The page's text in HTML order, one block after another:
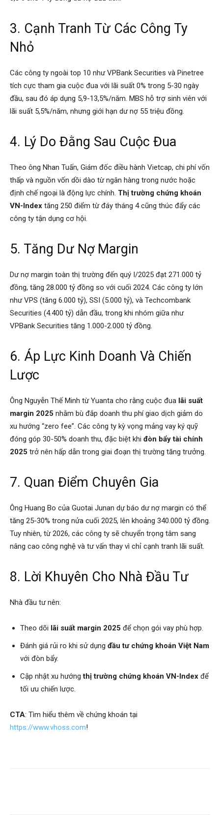
3. Cạnh Tranh Từ Các Công Ty
Nhỏ
Các công ty ngoài top 10 như VPBank Securities và Pinetree
tích cực tham gia cuộc đua với lãi suất 0% trong 5-30 ngày
đầu, sau đó áp dụng 5,9-13,5%/năm. MBS hỗ trợ sinh viên với
lãi suất 5,5%/năm, nhưng giới hạn dư nợ 55 triệu đồng.
4. Lý Do Đằng Sau Cuộc Đua
Theo ông Nhan Tuấn, Giám đốc điều hành Vietcap, chi phí vốn
thấp và nguồn vốn dồi dào từ ngân hàng trong nước hoặc
định chế ngoại là động lực chính. Thị trường chứng khoán
VN-Index tăng 250 điểm từ đáy tháng 4 cũng thúc đẩy các
công ty tận dụng cơ hội.
5. Tăng Dư Nợ Margin
Dư nợ margin toàn thị trường đến quý I/2025 đạt 271.000 tỷ
đồng, tăng 28.000 tỷ đồng so với cuối 2024. Các công ty lớn
như VPS (tăng 6.000 tỷ), SSI (5.000 tỷ), và Techcombank
Securities (4.400 tỷ) dẫn đầu, trong khi nhóm giữa như
VPBank Securities tăng 1.000-2.000 tỷ đồng.
6. Áp Lực Kinh Doanh Và Chiến
Lược
Ông Nguyễn Thế Minh từ Yuanta cho rằng cuộc đua lãi suất
margin 2025 nhằm bù đắp doanh thu phí giao dịch giảm do
xu hướng “zero fee”. Các công ty kỳ vọng mảng vay ký quỹ
đóng góp 30-50% doanh thu, đặc biệt khi đòn bẩy tài chính
2025 trở nên hấp dẫn trong giai đoạn thị trường tăng trưởng.
7. Quan Điểm Chuyên Gia
Ông Huang Bo của Guotai Junan dự báo dư nợ margin có thể
tăng 25-30% trong nửa cuối 2025, lên khoảng 340.000 tỷ đồng.
Tuy nhiên, từ 2026, các công ty sẽ chuyển trọng tâm sang
nâng cao công nghệ và tư vấn thay vì chỉ cạnh tranh lãi suất.
8. Lời Khuyên Cho Nhà Đầu Tư
Nhà đầu tư nên:
Theo dõi lãi suất margin 2025 để chọn gói vay phù hợp.
Đánh giá rủi ro khi sử dụng đầu tư chứng khoán Việt Nam
với đòn bẩy.
Cập nhật xu hướngthị trường chứng khoán VN-Index để
tối ưu chiến lược.
CTA: Tìm hiểu thêm về chứng khoán tại
https://www.vhoss.com!